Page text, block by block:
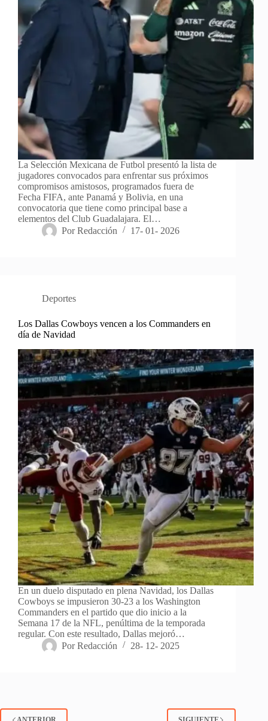
La Selección Mexicana de Futbol presentó la lista de
jugadores convocados para enfrentar sus próximos
compromisos amistosos, programados fuera de
Fecha FIFA, ante Panamá y Bolivia, en una
convocatoria que tiene como principal base a
elementos del Club Guadalajara. El…
Por Redacción 17- 01- 2026
Deportes
Los Dallas Cowboys vencen a los Commanders en
día de Navidad
En un duelo disputado en plena Navidad, los Dallas
Cowboys se impusieron 30-23 a los Washington
Commanders en el partido que dio inicio a la
Semana 17 de la NFL, penúltima de la temporada
regular. Con este resultado, Dallas mejoró…
Por Redacción 28- 12- 2025